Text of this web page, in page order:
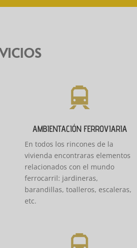
AMBIENTACIÓN FERROVIARIA
En todos los rincones de la
vivienda encontraras elementos
relacionados con el mundo
ferrocarril: jardineras,
barandillas, toalleros, escaleras,
etc.